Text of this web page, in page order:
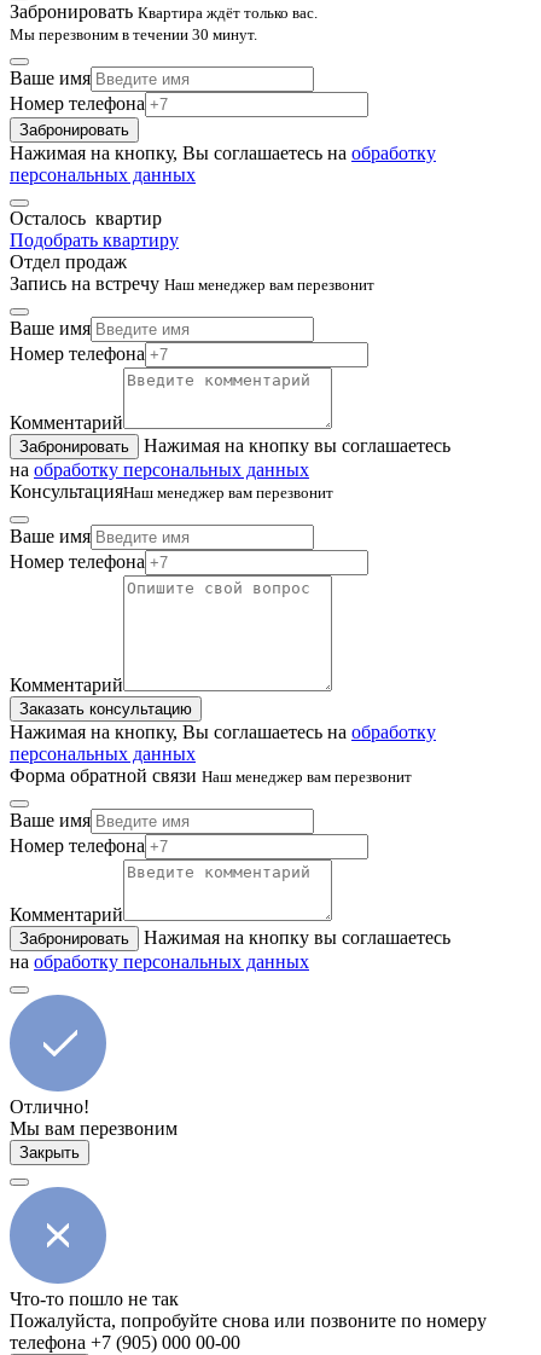
Забронировать Квартира ждёт только вас.
Мы перезвоним в течении 30 минут.
Ваше имя
Номер телефона
Забронировать
Нажимая на кнопку, Вы соглашаетесь на обработку
персональных данных
Осталось квартир
Подобрать квартиру
Отдел продаж
Запись на встречу Наш менеджер вам перезвонит
Ваше имя
Номер телефона
Комментарий
Забронировать
Нажимая на кнопку вы соглашаетесь
на обработку персональных данных
КонсультацияНаш менеджер вам перезвонит
Ваше имя
Номер телефона
Комментарий
Заказать консультацию
Нажимая на кнопку, Вы соглашаетесь на обработку
персональных данных
Форма обратной связи Наш менеджер вам перезвонит
Ваше имя
Номер телефона
Комментарий
Забронировать
Нажимая на кнопку вы соглашаетесь
на обработку персональных данных
Отлично!
Мы вам перезвоним
Закрыть
Что-то пошло не так
Пожалуйста, попробуйте снова или позвоните по номеру
телефона +7 (905) 000 00-00